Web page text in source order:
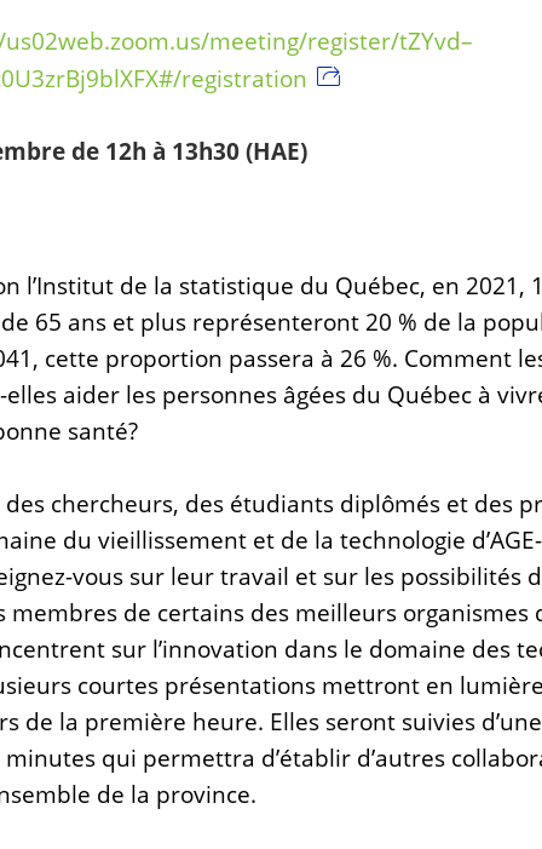
meeting/register/tZYvd–
registration
de 12h à 13h30 (HAE)
l’Institut de la statistique du Québec, en 2021,
65 ans et plus représenteront 20 % de la
cette proportion passera à 26 %. Comment
aider les personnes âgées du Québec à
santé?
chercheurs, des étudiants diplômés et des
du vieillissement et de la technologie
vous sur leur travail et sur les possibilités
membres de certains des meilleurs organismes
sur l’innovation dans le domaine des
courtes présentations mettront en
de la première heure. Elles seront suivies
qui permettra d’établir d’autres
de la province.